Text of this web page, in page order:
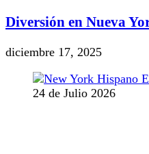
Diversión en Nueva
diciembre 17, 2025
24 de Julio 2026